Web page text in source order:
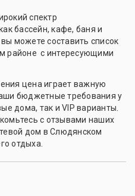
спектр
бассейн, кафе, баня и
можете составить список
районе с интересующими
цена играет важную
бюджетные требования у
дома, так и VIP варианты.
с отзывами наших
дом в Слюдянском
отдыха.